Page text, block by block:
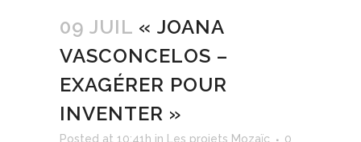
09 JUIL « JOANA
VASCONCELOS –
EXAGÉRER POUR
INVENTER »
Posted at 10:41h in Les projets Mozaïc
0